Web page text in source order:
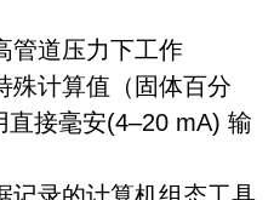
管道压力下工作
殊计算值（固体百分
直接毫安(4–20 mA) 输